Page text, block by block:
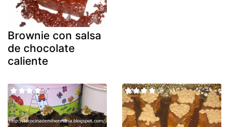
Brownie con salsa
de chocolate
caliente